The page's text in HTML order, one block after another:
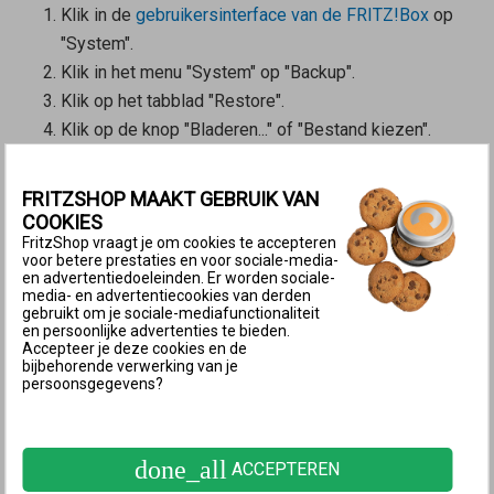
Klik in de gebruikersinterface van de FRITZ!Boxop
"System".
Klik in het menu "System" op "Backup".
Klik op het tabblad "Restore".
Klik op de knop "Bladeren..." of "Bestand kiezen".
de instellingen die je wilt herstellen.
Voer het wachtwoord in, dat je hebt opgegeven bij
het opslaan van het back-upbestand.
Wanneer je alleen bepaalde instellingen wilt
herstellen, schakel dan de optie "Select manually
the settings to be restored" in.
Klik op de knop "Restore" en
uitvoeren ook
Schakel de instellingen in, die je wilt herstellen.
Klik op "Toepassen".
FRITZSHOP MAAKT GEBRUIK VAN
COOKIES
FritzShop vraagt je om cookies te accepteren
voor betere prestaties en voor sociale-media-
en advertentiedoeleinden. Er worden sociale-
media- en advertentiecookies van derden
gebruikt om je sociale-mediafunctionaliteit
en persoonlijke advertenties te bieden.
Accepteer je deze cookies en de
bijbehorende verwerking van je
persoonsgegevens?
done_all ACCEPTEREN